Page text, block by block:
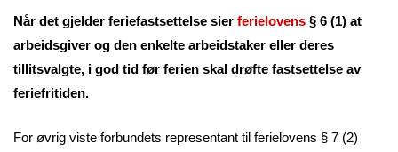
Når det gjelder feriefastsettelse sier ferielovens § 6 (1) at
arbeidsgiver og den enkelte arbeidstaker eller deres
tillitsvalgte, i god tid før ferien skal drøfte fastsettelse av
feriefritiden.
For øvrig viste forbundets representant til ferielovens § 7 (2)